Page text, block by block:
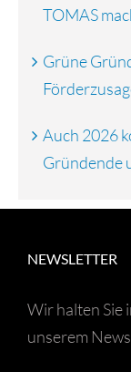
TOMAS
Grüne
Auch 2026
Gründende
NEWSLETTER
Wir halten Sie
unserem